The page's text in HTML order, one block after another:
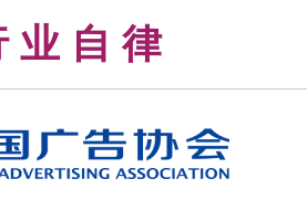
业 自 律